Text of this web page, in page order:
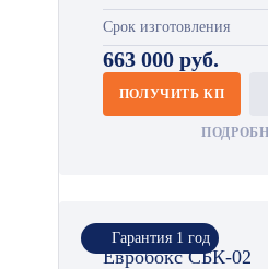
Срок изготовления
663 000 руб.
ПОЛУЧИТЬ КП
Гарантия 1 год
Евробокс СБК-02